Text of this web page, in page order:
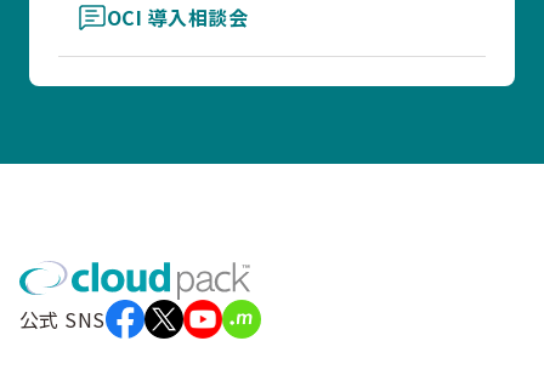
OCI 導入相談会
公式 SNS